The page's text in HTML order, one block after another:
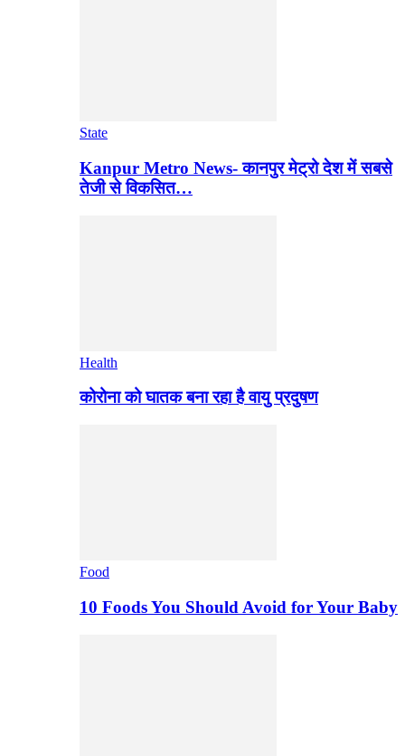
State
Kanpur Metro News- कानपुर मेट्रो देश में सबसे
तेजी से विकसित…
Health
कोरोना को घातक बना रहा है वायु प्रदुषण
Food
10 Foods You Should Avoid for Your Baby